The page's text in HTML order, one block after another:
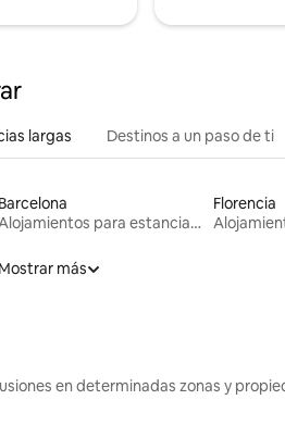
largas Destinos a un paso de ti
Barcelona
Alojamientos para estancias largas
Florencia
Mostrar más
en determinadas zonas y